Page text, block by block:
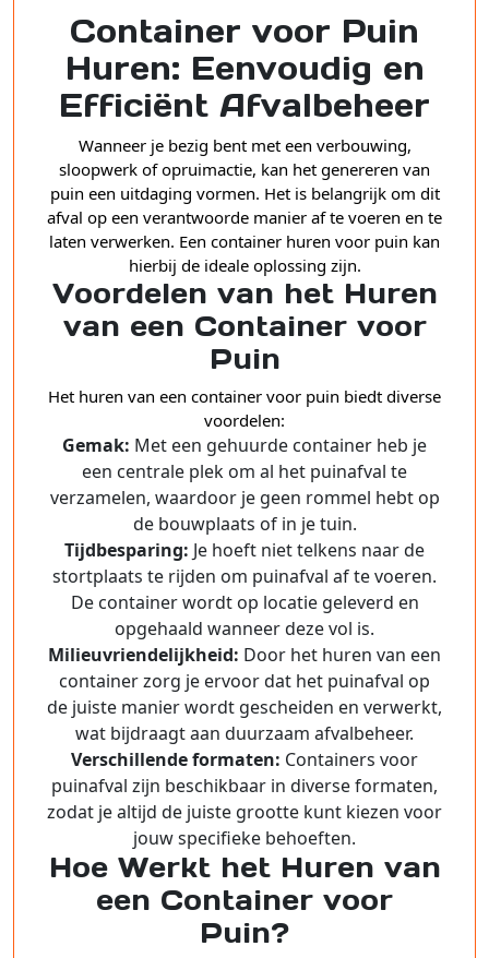
Container voor Puin
Huren: Eenvoudig en
Efficiënt Afvalbeheer
Wanneer je bezig bent met een verbouwing,
sloopwerk of opruimactie, kan het genereren van
puin een uitdaging vormen. Het is belangrijk om dit
afval op een verantwoorde manier af te voeren en te
laten verwerken. Een container huren voor puin kan
hierbij de ideale oplossing zijn.
Voordelen van het Huren
van een Container voor
Puin
Het huren van een container voor puin biedt diverse
voordelen:
Gemak: Met een gehuurde container heb je
een centrale plek om al het puinafval te
verzamelen, waardoor je geen rommel hebt op
de bouwplaats of in je tuin.
Tijdbesparing: Je hoeft niet telkens naar de
stortplaats te rijden om puinafval af te voeren.
De container wordt op locatie geleverd en
opgehaald wanneer deze vol is.
Milieuvriendelijkheid: Door het huren van een
container zorg je ervoor dat het puinafval op
de juiste manier wordt gescheiden en verwerkt,
wat bijdraagt aan duurzaam afvalbeheer.
Verschillende formaten: Containers voor
puinafval zijn beschikbaar in diverse formaten,
zodat je altijd de juiste grootte kunt kiezen voor
jouw specifieke behoeften.
Hoe Werkt het Huren van
een Container voor
Puin?